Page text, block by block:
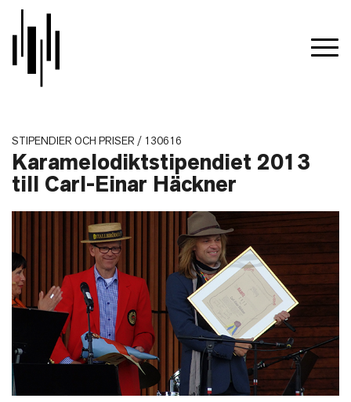
STIPENDIER OCH PRISER / 130616
Karamelodiktstipendiet 2013
till Carl-Einar Häckner